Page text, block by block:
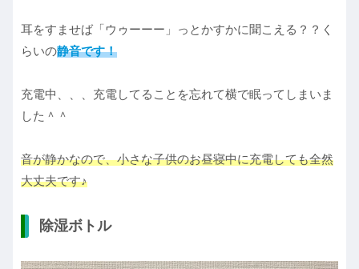
耳をすませば「ウゥーーー」っとかすかに聞こえる？？く
らいの静音です！
充電中、、、充電してることを忘れて横で眠ってしまいま
した＾＾
音が静かなので、小さな子供のお昼寝中に充電しても全然
大丈夫です♪
除湿ボトル